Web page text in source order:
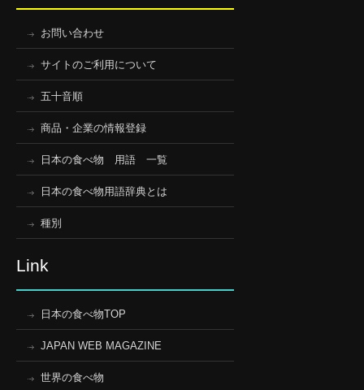
お問い合わせ
サイトのご利用について
五十音順
商品・企業の情報登録
日本の食べ物 用語 一覧
日本の食べ物用語辞典とは
種別
Link
日本の食べ物TOP
JAPAN WEB MAGAZINE
世界の食べ物